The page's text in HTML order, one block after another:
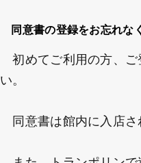
同意書の登録をお忘れなく
初めてご利用の方、ご
い。
同意書は館内に入店さ